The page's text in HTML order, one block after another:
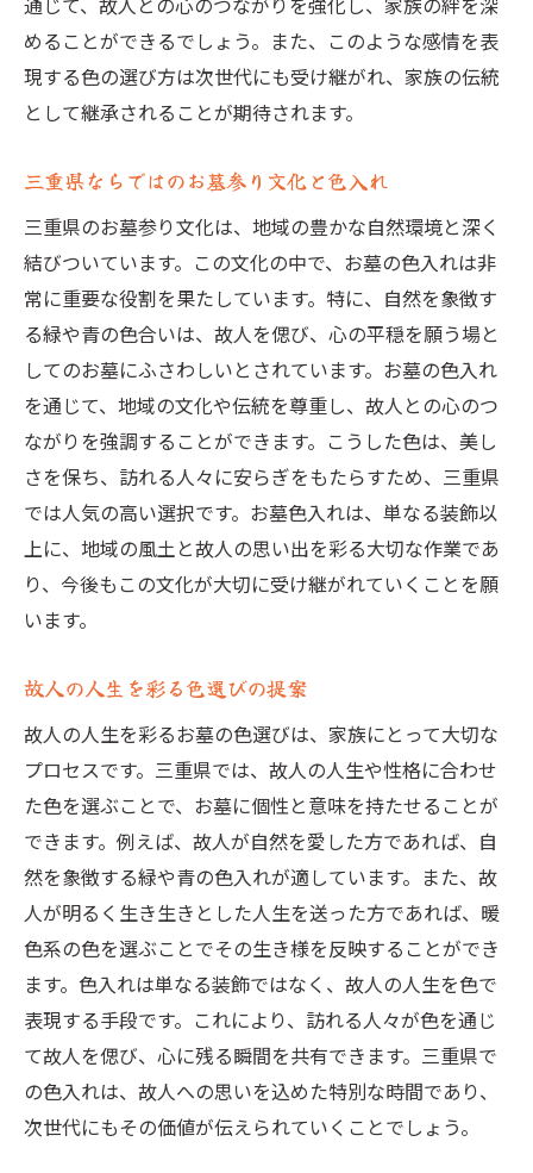
めることができるでしょう。また、このような感情を表
現する色の選び方は次世代にも受け継がれ、家族の伝統
として継承されることが期待されます。
三重県ならではのお墓参り文化と色入れ
三重県のお墓参り文化は、地域の豊かな自然環境と深く
結びついています。この文化の中で、お墓の色入れは非
常に重要な役割を果たしています。特に、自然を象徴す
る緑や青の色合いは、故人を偲び、心の平穏を願う場と
してのお墓にふさわしいとされています。お墓の色入れ
を通じて、地域の文化や伝統を尊重し、故人との心のつ
ながりを強調することができます。こうした色は、美し
さを保ち、訪れる人々に安らぎをもたらすため、三重県
では人気の高い選択です。お墓色入れは、単なる装飾以
上に、地域の風土と故人の思い出を彩る大切な作業であ
り、今後もこの文化が大切に受け継がれていくことを願
います。
故人の人生を彩る色選びの提案
故人の人生を彩るお墓の色選びは、家族にとって大切な
プロセスです。三重県では、故人の人生や性格に合わせ
た色を選ぶことで、お墓に個性と意味を持たせることが
できます。例えば、故人が自然を愛した方であれば、自
然を象徴する緑や青の色入れが適しています。また、故
人が明るく生き生きとした人生を送った方であれば、暖
色系の色を選ぶことでその生き様を反映することができ
ます。色入れは単なる装飾ではなく、故人の人生を色で
表現する手段です。これにより、訪れる人々が色を通じ
て故人を偲び、心に残る瞬間を共有できます。三重県で
の色入れは、故人への思いを込めた特別な時間であり、
次世代にもその価値が伝えられていくことでしょう。